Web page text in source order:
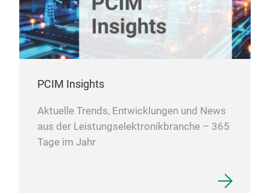
PCIM Insights
Aktuelle Trends, Entwicklungen und News
aus der Leistungselektronikbranche – 365
Tage im Jahr